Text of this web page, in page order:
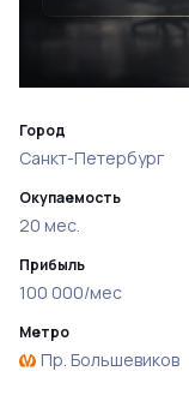
Город
Санкт-Петербург
Окупаемость
20 мес.
Прибыль
100 000/мес
Метро
Пр. Большевиков